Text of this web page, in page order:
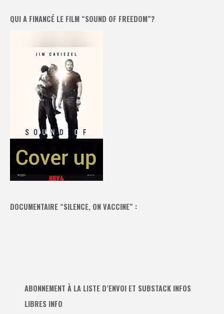
QUI A FINANCÉ LE FILM “SOUND OF FREEDOM”?
DOCUMENTAIRE “SILENCE, ON VACCINE” :
ABONNEMENT À LA LISTE D’ENVOI ET SUBSTACK INFOS
LIBRES INFO